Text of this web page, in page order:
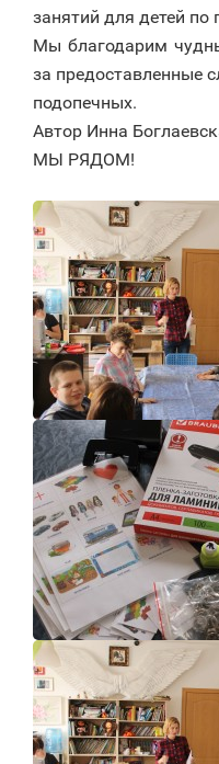
занятий для детей
Мы благодарим
за предоставленные
подопечных.
Автор Инна
МЫ РЯДОМ!